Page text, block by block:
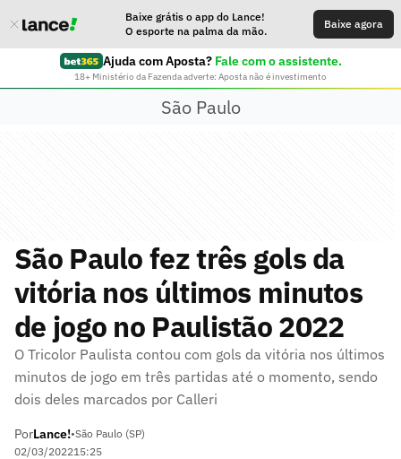
Baixe grátis o app do Lance!
O esporte na palma da mão.
Baixe agora
Ajuda com Aposta? Fale com o assistente.
18+ Ministério da Fazenda adverte: Aposta não é investimento
São Paulo
São Paulo fez três gols da
vitória nos últimos minutos
de jogo no Paulistão 2022
O Tricolor Paulista contou com gols da vitória nos últimos
minutos de jogo em três partidas até o momento, sendo
dois deles marcados por Calleri
PorLance!•São Paulo (SP)
02/03/202215:25